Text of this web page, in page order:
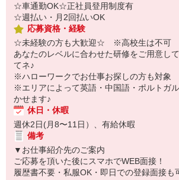
☆車通勤OK☆正社員登用制度有
☆週払い・月2回払いOK
応募資格・経験
☆未経験の方も大歓迎☆ ※高校生は不可
あなたのレベルに合わせた研修をご用意し
てネ♪
※ハローワークでお仕事お探しの方も対象
※エリアによって英語・中国語・ポルトガ
かせます♪
休日・休暇
週休2日(月8〜11日）、有給休暇
備考
▼お仕事紹介先のご案内
ご応募を頂いた後にスマホでWEB面接！
履歴書不要・私服OK・即日での登録面接も